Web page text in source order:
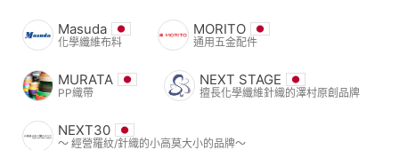
Masuda
化學纖維布料
MORITO
通用五金配件
MURATA
PP織帶
NEXT STAGE
擅長化學纖維針織的澤村原創品牌
NEXT30
〜 經營羅紋/針織的小高莫大小的品牌〜